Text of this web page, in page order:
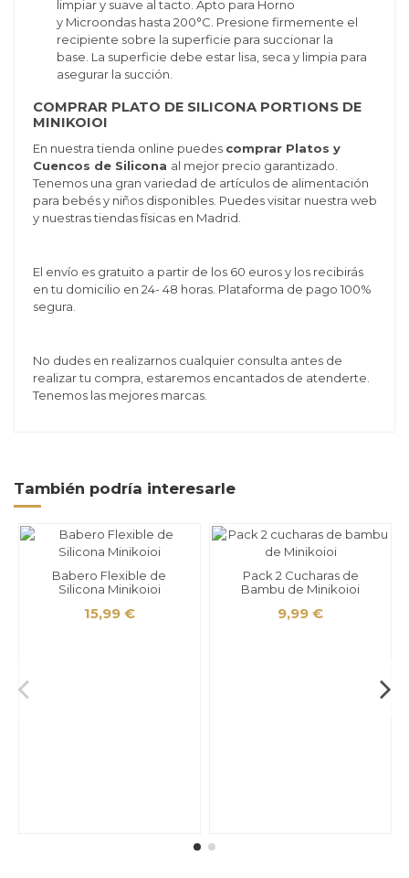
limpiar y suave al tacto. Apto para Horno
y Microondas hasta 200°C. Presione firmemente el
recipiente sobre la superficie para succionar la
base. La superficie debe estar lisa, seca y limpia para
asegurar la succión.
COMPRAR PLATO DE SILICONA PORTIONS DE
MINIKOIOI
En nuestra tienda online puedes comprar Platos y
Cuencos de Silicona al mejor precio garantizado.
Tenemos una gran variedad de artículos de alimentación
para bebés y niños disponibles. Puedes visitar nuestra web
y nuestras tiendas físicas en Madrid.
El envío es gratuito a partir de los 60 euros y los recibirás
en tu domicilio en 24- 48 horas. Plataforma de pago 100%
segura.
No dudes en realizarnos cualquier consulta antes de
realizar tu compra, estaremos encantados de atenderte.
Tenemos las mejores marcas.
También podría interesarle
Babero Flexible de
Silicona Minikoioi
15,99 €
Pack 2 Cucharas de
Bambu de Minikoioi
9,99 €